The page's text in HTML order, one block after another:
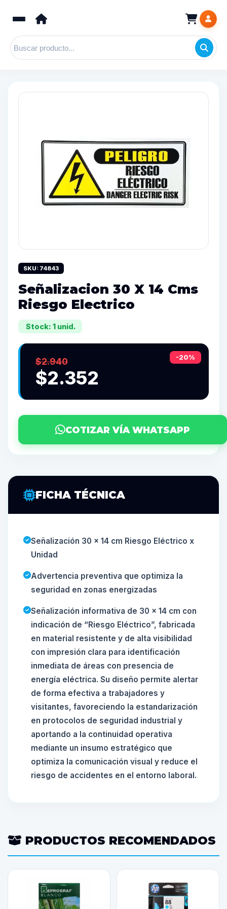
SKU: 74843
Señalizacion 30 X 14 Cms
Riesgo Electrico
Stock: 1 unid.
-20%
$2.940
$2.352
COTIZAR VÍA WHATSAPP
FICHA TÉCNICA
Señalización 30 x 14 cm Riesgo Eléctrico x
Unidad
Advertencia preventiva que optimiza la
seguridad en zonas energizadas
Señalización informativa de 30 x 14 cm con
indicación de “Riesgo Eléctrico”, fabricada
en material resistente y de alta visibilidad
con impresión clara para identificación
inmediata de áreas con presencia de
energía eléctrica. Su diseño permite alertar
de forma efectiva a trabajadores y
visitantes, favoreciendo la estandarización
en protocolos de seguridad industrial y
aportando a la continuidad operativa
mediante un insumo estratégico que
optimiza la comunicación visual y reduce el
riesgo de accidentes en el entorno laboral.
PRODUCTOS RECOMENDADOS